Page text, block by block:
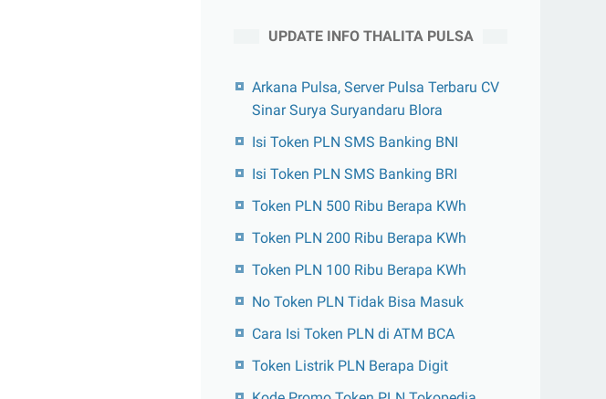
UPDATE INFO THALITA PULSA
Arkana Pulsa, Server Pulsa Terbaru CV
Sinar Surya Suryandaru Blora
Isi Token PLN SMS Banking BNI
Isi Token PLN SMS Banking BRI
Token PLN 500 Ribu Berapa KWh
Token PLN 200 Ribu Berapa KWh
Token PLN 100 Ribu Berapa KWh
No Token PLN Tidak Bisa Masuk
Cara Isi Token PLN di ATM BCA
Token Listrik PLN Berapa Digit